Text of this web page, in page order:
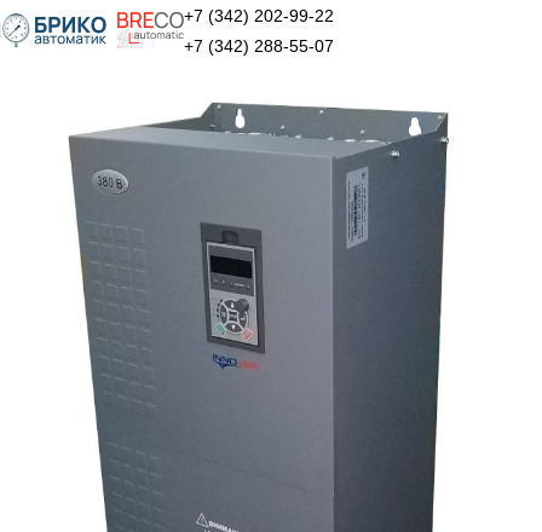
+7 (342) 202-99-22
+7 (342) 288-55-07